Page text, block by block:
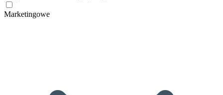
Marketingowe